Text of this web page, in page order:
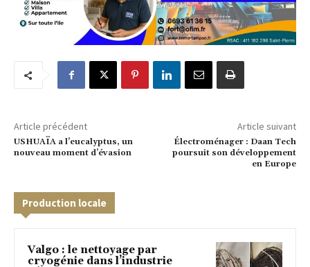
Article précédent
USHUAÏA a l’eucalyptus, un
nouveau moment d’évasion
Article suivant
Électroménager : Daan Tech
poursuit son développement
en Europe
Production locale
Valgo : le nettoyage par
cryogénie dans l’industrie